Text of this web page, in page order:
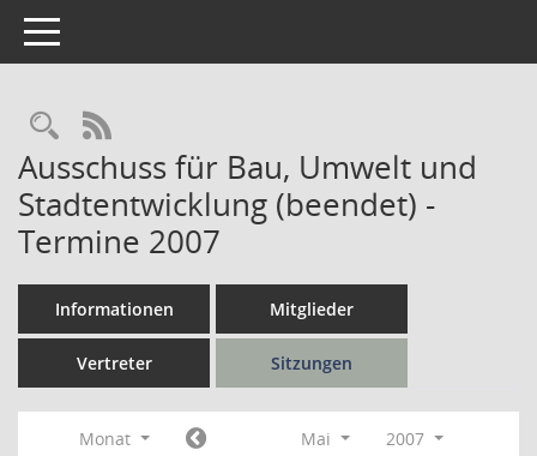
Toggle navigation
Rechercheauswahl
RSS-Feed
Ausschuss für Bau, Umwelt und
Stadtentwicklung (beendet) -
Termine 2007
Informationen Mitglieder
Vertreter Sitzungen
Monat Mai
2007